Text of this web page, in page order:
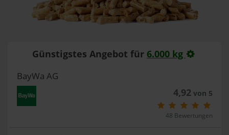
Günstigstes Angebot für 6.000 kg
BayWa AG
4,92von 5
48 Bewertungen